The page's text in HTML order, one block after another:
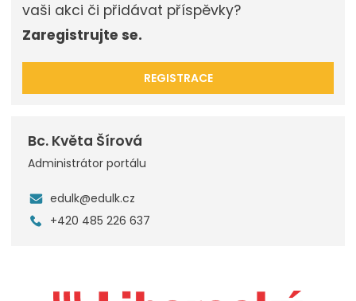
vaši akci či přidávat příspěvky?
Zaregistrujte se.
REGISTRACE
Bc. Květa Šírová
Administrátor portálu
edulk@edulk.cz
+420 485 226 637